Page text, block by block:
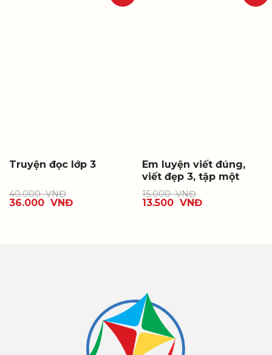
Truyện đọc lớp 3
40.000VNĐ
36.000 VNĐ
Em luyện viết đúng,
viết đẹp 3, tập một
15.000VNĐ
13.500 VNĐ